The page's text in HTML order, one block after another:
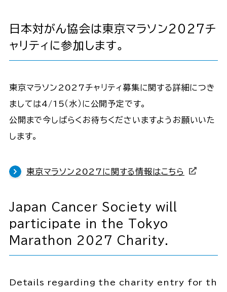
日本対がん協会は東京マラソン2027チ
ャリティに参加します。
東京マラソン2027チャリティ募集に関する詳細につき
ましては4/15（水）に公開予定です。
公開まで今しばらくお待ちくださいますようお願いいた
します。
東京マラソン2027に関する情報はこちら
Japan Cancer Society will
participate in the Tokyo
Marathon 2027 Charity.
Details regarding the charity entry for th